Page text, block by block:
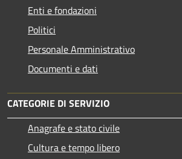
Enti e fondazioni
Politici
Personale Amministrativo
Documenti e dati
CATEGORIE DI SERVIZIO
Anagrafe e stato civile
Cultura e tempo libero